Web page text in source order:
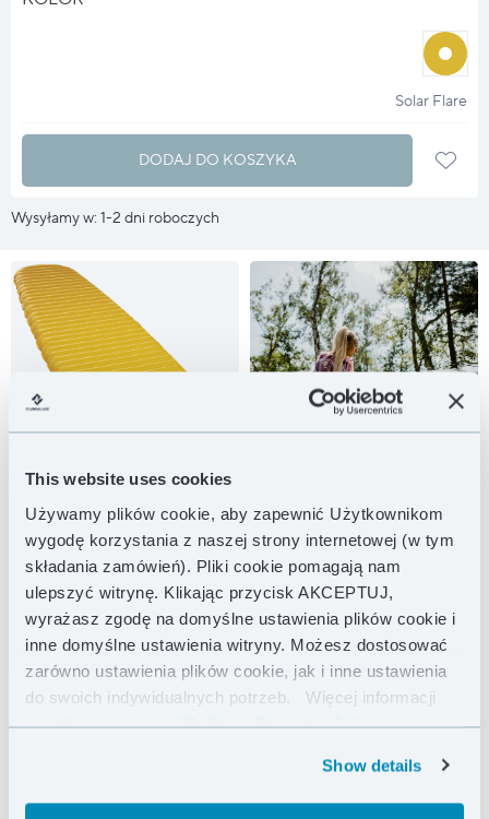
This website uses cookies
Używamy plików cookie, aby zapewnić Użytkownikom
wygodę korzystania z naszej strony internetowej (w tym
składania zamówień). Pliki cookie pomagają nam
ulepszyć witrynę. Klikając przycisk AKCEPTUJ,
wyrażasz zgodę na domyślne ustawienia plików cookie i
inne domyślne ustawienia witryny. Możesz dostosować
zarówno ustawienia plików cookie, jak i inne ustawienia
do swoich indywidualnych potrzeb.
Więcej informacji
znajdziesz w naszejPolityce Prywatności .
Show details
halo
?
Solar Flare
DODAJ DO KOSZYKA
Wysyłamy w: 1-2 dni roboczych